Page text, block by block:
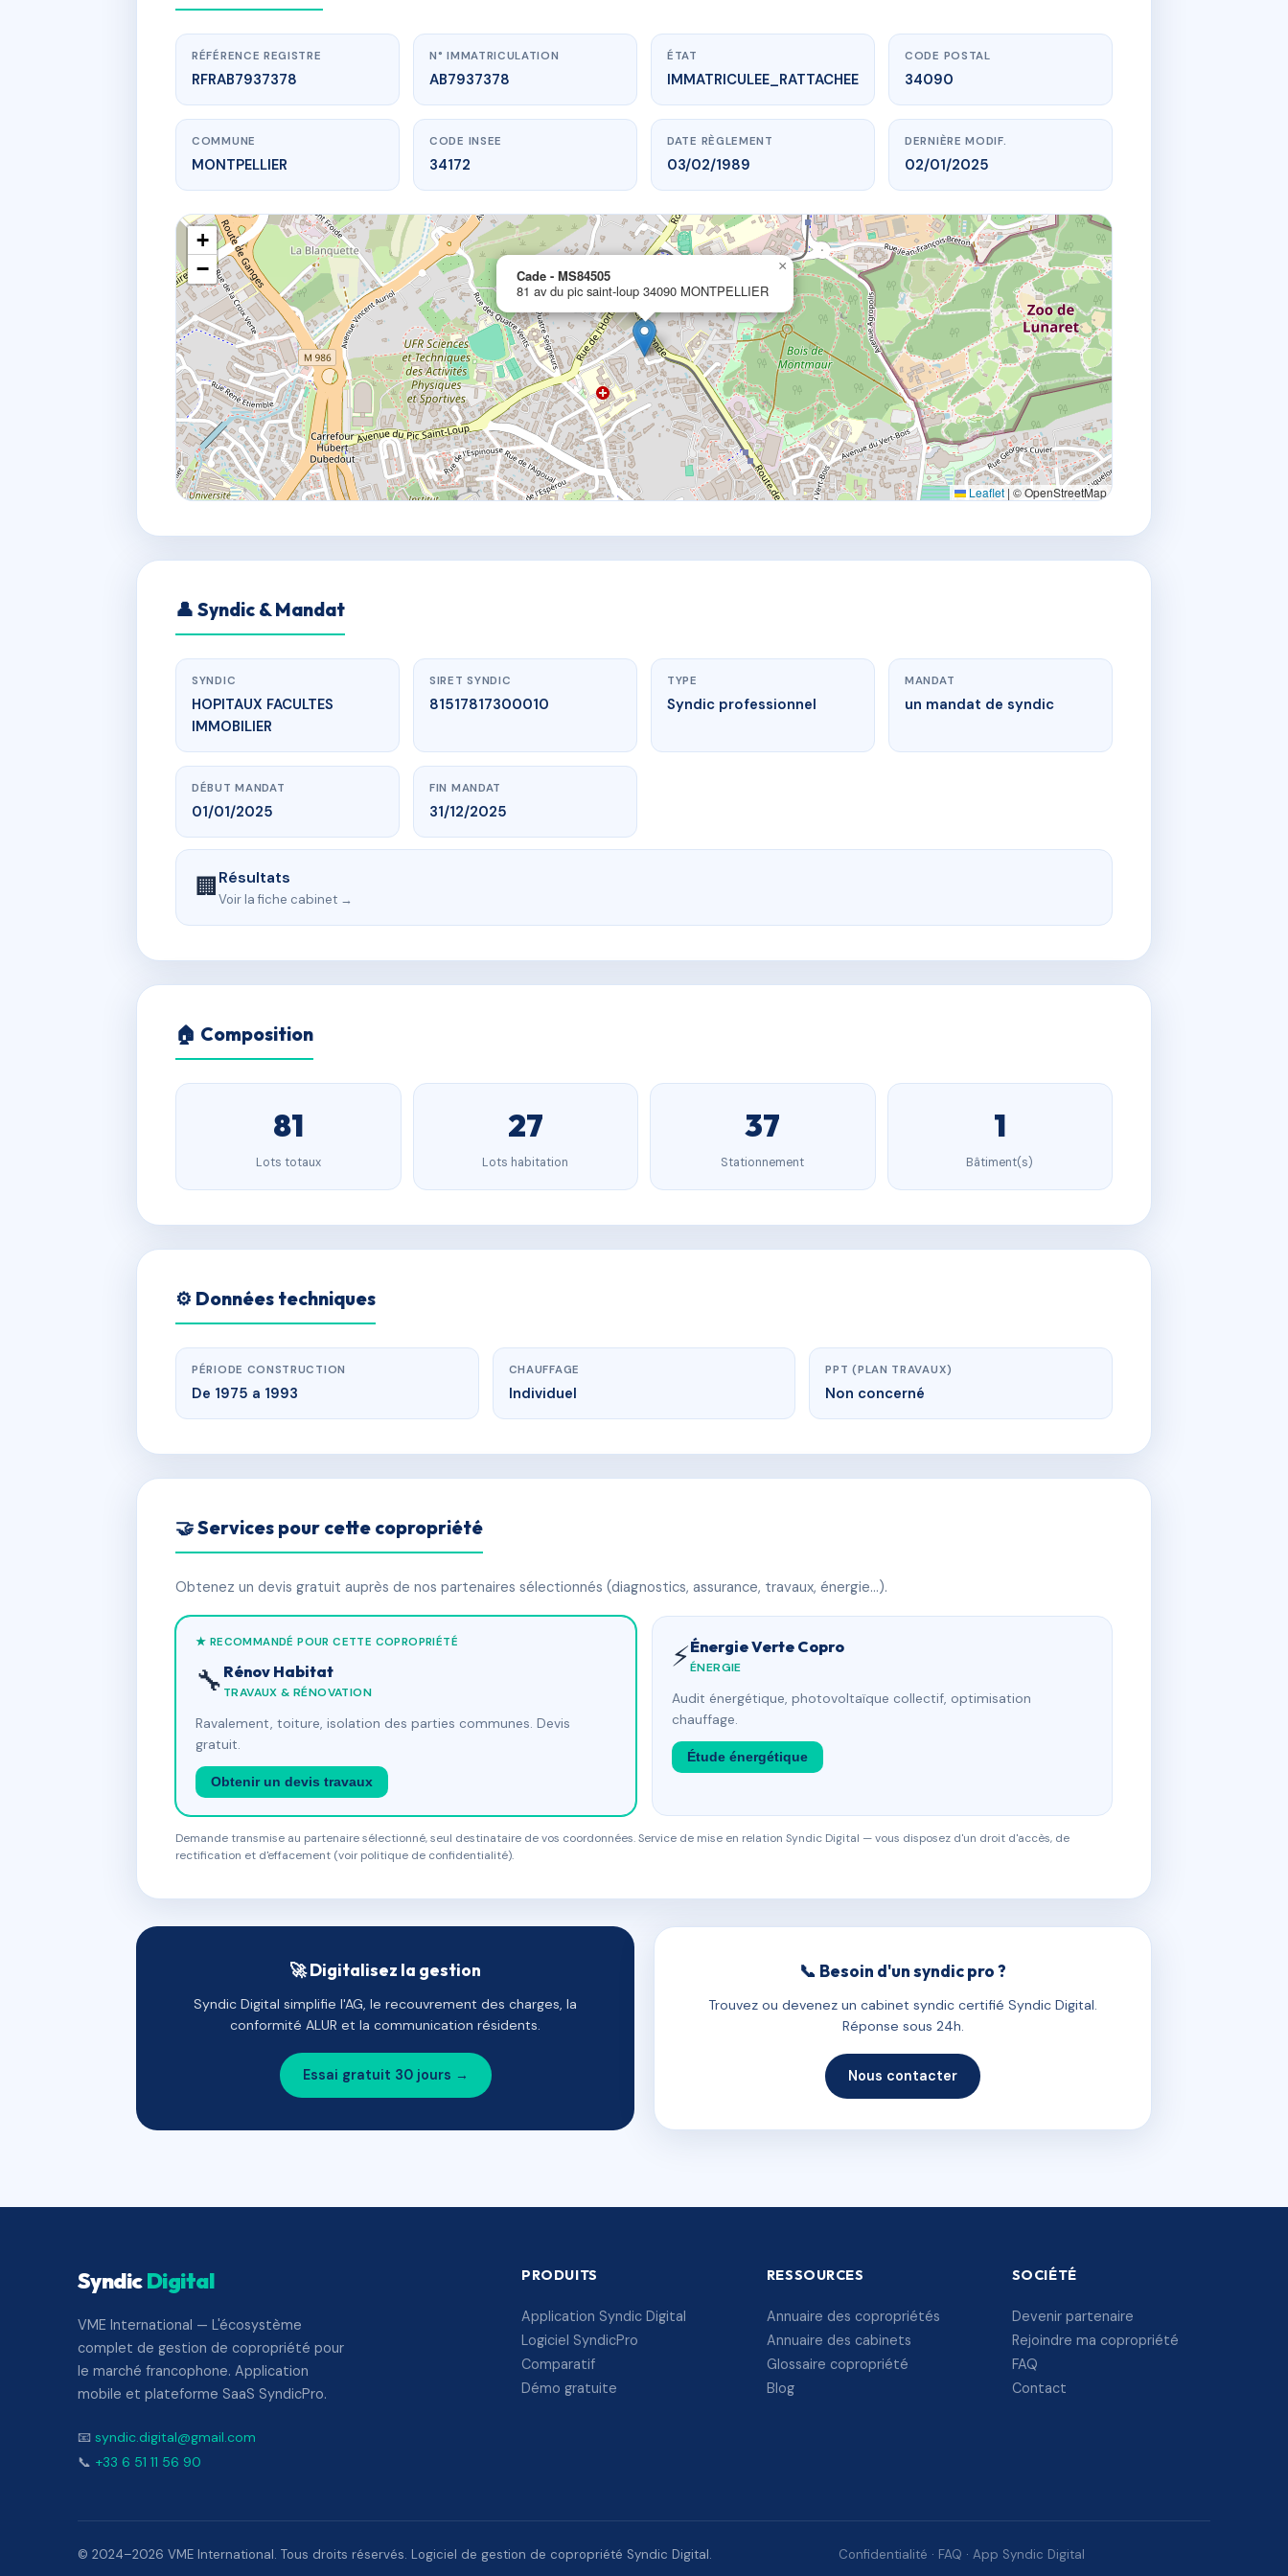
www.vme.plus/AB7937378
Cade - MS84505
81 av du pic saint-loup34090 MONTPELLIER
RÉFÉRENCE REGISTRE
RFRAB7937378
N° IMMATRICULATION
AB7937378
ÉTAT
IMMATRICULEE_RATTACHEE
CODE POSTAL
34090
COMMUNE
MONTPELLIER
CODE INSEE
34172
DATE RÈGLEMENT
03/02/1989
DERNIÈRE MODIF.
02/01/2025
Cade - MS84505
81 av du pic saint-loup 34090 MONTPELLIER
×
+
−
Leaflet | © OpenStreetMap
👤 Syndic & Mandat
SYNDIC
HOPITAUX FACULTES
IMMOBILIER
SIRET SYNDIC
81517817300010
TYPE
Syndic professionnel
MANDAT
un mandat de syndic
DÉBUT MANDAT
01/01/2025
FIN MANDAT
31/12/2025
🏢Résultats
Voir la fiche cabinet →
🏠 Composition
81
Lots totaux
27
Lots habitation
37
Stationnement
1
Bâtiment(s)
⚙️ Données techniques
PÉRIODE CONSTRUCTION
De 1975 a 1993
CHAUFFAGE
Individuel
PPT (PLAN TRAVAUX)
Non concerné
🤝 Services pour cette copropriété
Obtenez un devis gratuit auprès de nos partenaires sélectionnés (diagnostics, assurance, travaux, énergie…).
★ RECOMMANDÉ POUR CETTE COPROPRIÉTÉ
🔧 Rénov Habitat
TRAVAUX & RÉNOVATION
Ravalement, toiture, isolation des parties communes. Devis
gratuit.
Obtenir un devis travaux
⚡Énergie Verte Copro
ÉNERGIE
Audit énergétique, photovoltaïque collectif, optimisation
chauffage.
Étude énergétique
Demande transmise au partenaire sélectionné, seul destinataire de vos coordonnées. Service de mise en relation Syndic Digital — vous disposez d'un droit d'accès, de
rectification et d'effacement (voir politique de confidentialité).
🚀 Digitalisez la gestion
Syndic Digital simplifie l'AG, le recouvrement des charges, la
conformité ALUR et la communication résidents.
Essai gratuit 30 jours →
📞 Besoin d'un syndic pro ?
Trouvez ou devenez un cabinet syndic certifié Syndic Digital.
Réponse sous 24h.
Nous contacter
SyndicDigital
VME International — L'écosystème
complet de gestion de copropriété pour
le marché francophone. Application
mobile et plateforme SaaS SyndicPro.
📧 syndic.digital@gmail.com
📞 +33 6 51 11 56 90
PRODUITS
Application Syndic Digital
Logiciel SyndicPro
Comparatif
Démo gratuite
RESSOURCES
Annuaire des copropriétés
Annuaire des cabinets
Glossaire copropriété
Blog
SOCIÉTÉ
Devenir partenaire
Rejoindre ma copropriété
FAQ
Contact
© 2024–2026 VME International. Tous droits réservés. Logiciel de gestion de copropriété Syndic Digital. Confidentialité · FAQ · App Syndic Digital